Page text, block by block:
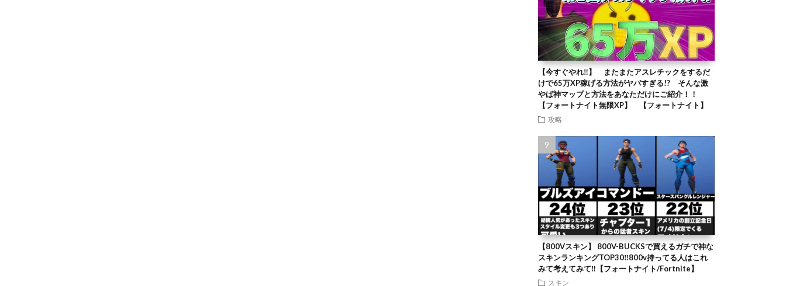
【今すぐやれ‼】 またまたアスレチックをするだ
けで65万XP稼げる方法がヤバすぎる!? そんな激
やば神マップと方法をあなただけにご紹介！！
【フォートナイト無限XP】 【フォートナイト】
攻略
【800Vスキン】 800V-BUCKSで買えるガチで神な
スキンランキングTOP30‼️800v持ってる人はこれ
みて考えてみて‼️【フォートナイト/Fortnite】
スキン